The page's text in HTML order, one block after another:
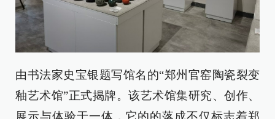
由书法家史宝银题写馆名的“郑州官窑陶瓷裂变
釉艺术馆”正式揭牌。该艺术馆集研究、创作、
展示与体验于一体，它的的落成不仅标志着郑